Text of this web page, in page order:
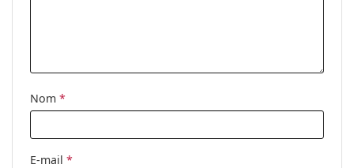
nettoyage:
Autres
Catégorie:
Nom *
E-mail *